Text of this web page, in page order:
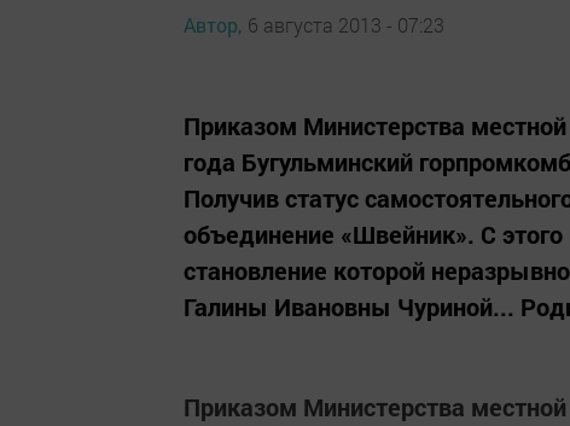
Автор, 6 августа 2013 - 07:23
Приказом Министерства
года Бугульминский
Получив статус
объединение «Швейник». С
становление которой
Галины Ивановны Чуриной...
Приказом Министерства